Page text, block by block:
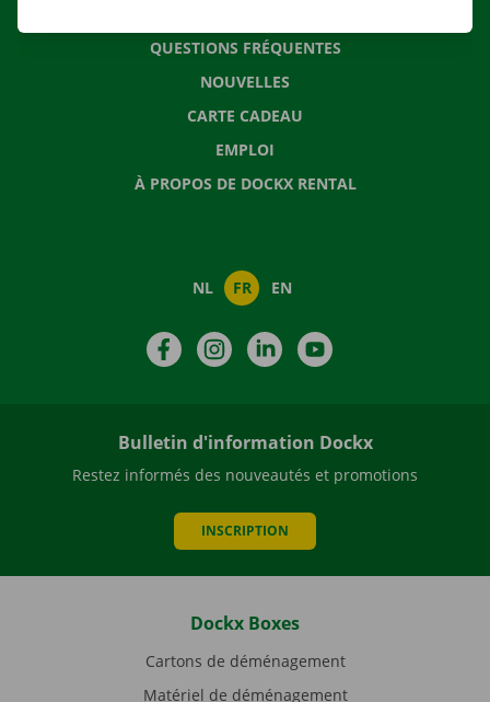
QUESTIONS FRÉQUENTES
NOUVELLES
CARTE CADEAU
EMPLOI
À PROPOS DE DOCKX RENTAL
NL FR EN
FacebookInstagramLinkedIn
Bulletin d'information Dockx
Restez informés des nouveautés et promotions
INSCRIPTION
Dockx Boxes
Cartons de déménagement
Matériel de déménagement